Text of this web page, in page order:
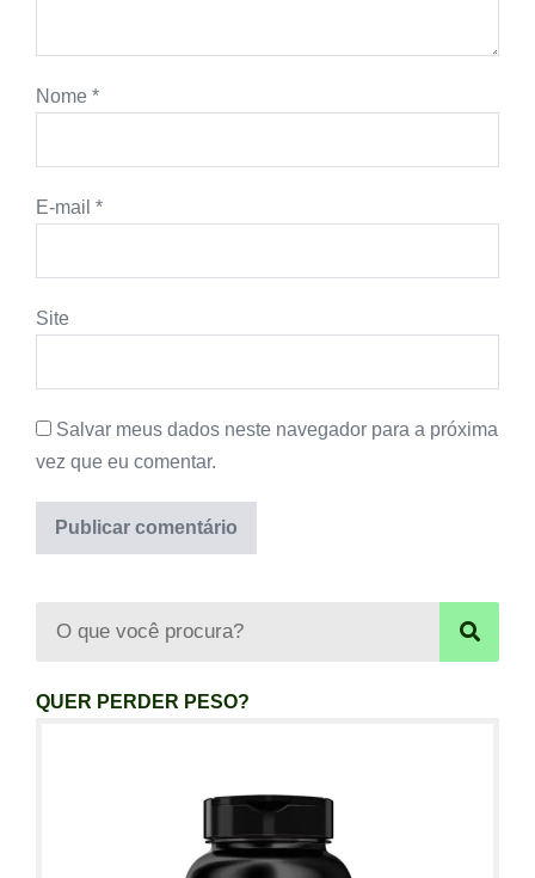
Nome *
E-mail *
Site
Salvar meus dados neste navegador para a próxima
vez que eu comentar.
QUER PERDER PESO?